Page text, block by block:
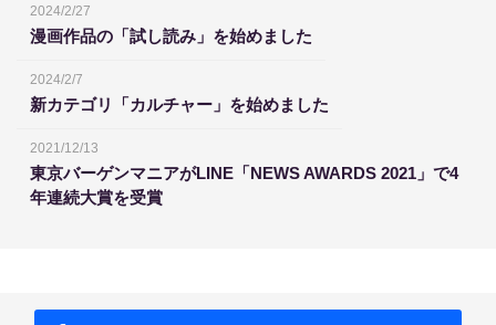
2024/2/27
漫画作品の「試し読み」を始めました
2024/2/7
新カテゴリ「カルチャー」を始めました
2021/12/13
東京バーゲンマニアがLINE「NEWS AWARDS 2021」で4
年連続大賞を受賞